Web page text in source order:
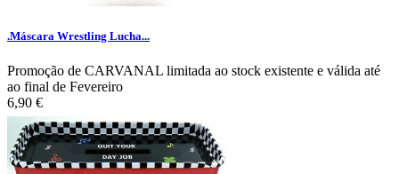
.Máscara Wrestling Lucha...
Promoção de CARVANAL limitada ao stock existente e válida até
ao final de Fevereiro
6,90 €